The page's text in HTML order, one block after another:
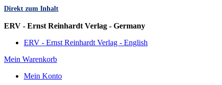
Direkt zum Inhalt
ERV - Ernst Reinhardt Verlag - Germany
ERV - Ernst Reinhardt Verlag - English
Mein Warenkorb
Mein Konto